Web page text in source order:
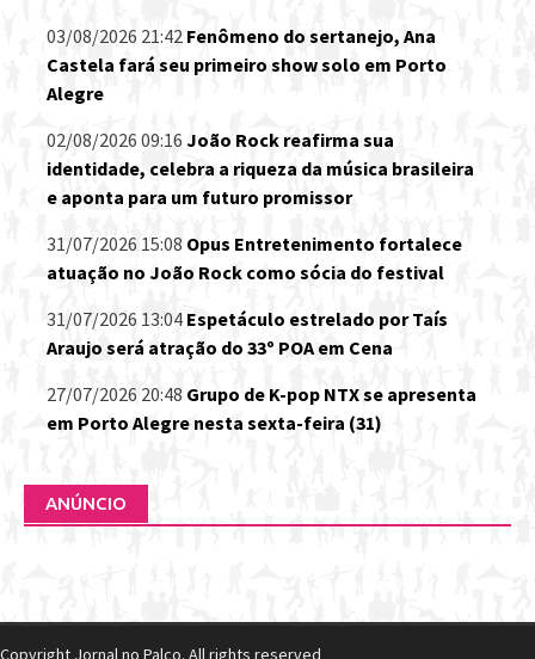
03/08/2026 21:42 Fenômeno do sertanejo, Ana
Castela fará seu primeiro show solo em Porto
Alegre
02/08/2026 09:16 João Rock reafirma sua
identidade, celebra a riqueza da música brasileira
e aponta para um futuro promissor
31/07/2026 15:08 Opus Entretenimento fortalece
atuação no João Rock como sócia do festival
31/07/2026 13:04 Espetáculo estrelado por Taís
Araujo será atração do 33º POA em Cena
27/07/2026 20:48 Grupo de K-pop NTX se apresenta
em Porto Alegre nesta sexta-feira (31)
ANÚNCIO
Copyright Jornal no Palco. All rights reserved